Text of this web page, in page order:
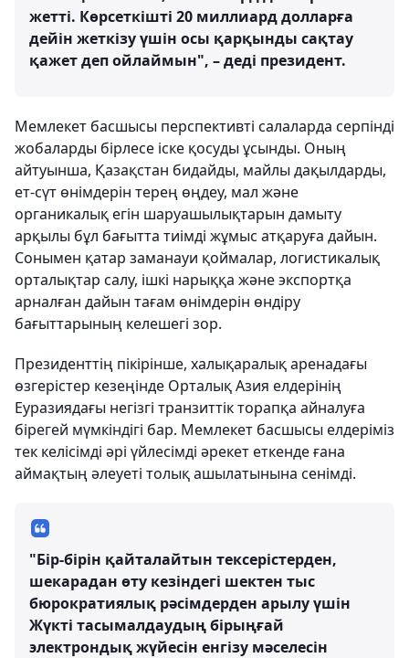
жетті. Көрсеткішті 20 миллиард долларға
дейін жеткізу үшін осы қарқынды сақтау
қажет деп ойлаймын", – деді президент.
Мемлекет басшысы перспективті салаларда серпінді
жобаларды бірлесе іске қосуды ұсынды. Оның
айтуынша, Қазақстан бидайды, майлы дақылдарды,
ет-сүт өнімдерін терең өңдеу, мал және
органикалық егін шаруашылықтарын дамыту
арқылы бұл бағытта тиімді жұмыс атқаруға дайын.
Сонымен қатар заманауи қоймалар, логистикалық
орталықтар салу, ішкі нарыққа және экспортқа
арналған дайын тағам өнімдерін өндіру
бағыттарының келешегі зор.
Президенттің пікірінше, халықаралық аренадағы
өзгерістер кезеңінде Орталық Азия елдерінің
Еуразиядағы негізгі транзиттік торапқа айналуға
бірегей мүмкіндігі бар. Мемлекет басшысы елдеріміз
тек келісімді әрі үйлесімді әрекет еткенде ғана
аймақтың әлеуеті толық ашылатынына сенімді.
"Бір-бірін қайталайтын тексерістерден,
шекарадан өту кезіндегі шектен тыс
бюрократиялық рәсімдерден арылу үшін
Жүкті тасымалдаудың бірыңғай
электрондық жүйесін енгізу мәселесін